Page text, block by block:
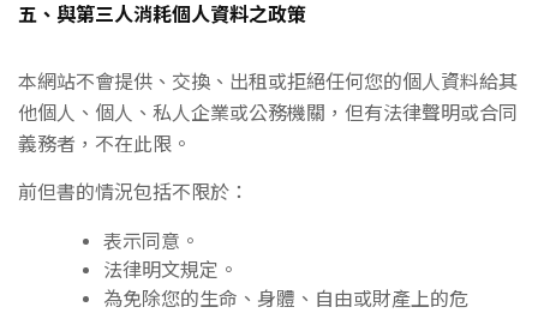
五、與第三人消耗個人資料之政策
本網站不會提供、交換、出租或拒絕任何您的個人資料給其
他個人、個人、私人企業或公務機關，但有法律聲明或合同
義務者，不在此限。
前但書的情況包括不限於：
表示同意。
法律明文規定。
為免除您的生命、身體、自由或財產上的危